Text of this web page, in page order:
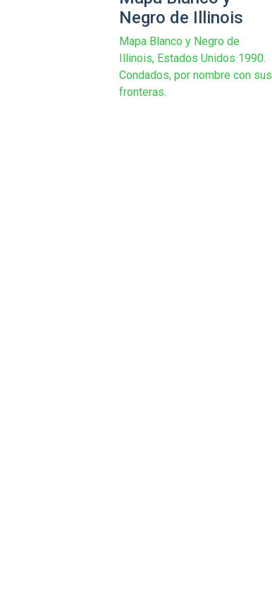
Negro de Illinois
Mapa Blanco y Negro de
Illinois, Estados Unidos 1990.
Condados, por nombre con sus
fronteras.